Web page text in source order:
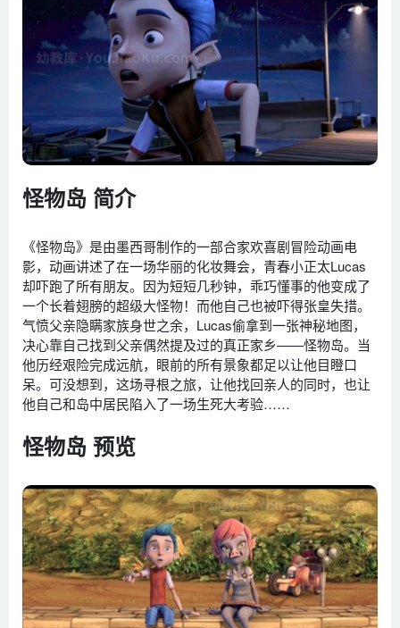
怪物岛 简介
《怪物岛》是由墨西哥制作的一部合家欢喜剧冒险动画电
影，动画讲述了在一场华丽的化妆舞会，青春小正太Lucas
却吓跑了所有朋友。因为短短几秒钟，乖巧懂事的他变成了
一个长着翅膀的超级大怪物！而他自己也被吓得张皇失措。
气愤父亲隐瞒家族身世之余，Lucas偷拿到一张神秘地图，
决心靠自己找到父亲偶然提及过的真正家乡——怪物岛。当
他历经艰险完成远航，眼前的所有景象都足以让他目瞪口
呆。可没想到，这场寻根之旅，让他找回亲人的同时，也让
他自己和岛中居民陷入了一场生死大考验……
怪物岛 预览